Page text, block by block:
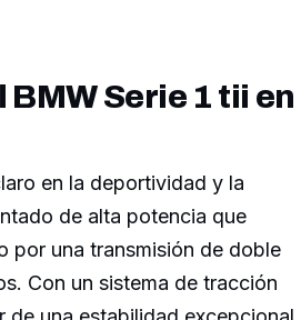
Serie 1 tii en
en la deportividad y la
de alta potencia que
por una transmisión de doble
Con un sistema de tracción